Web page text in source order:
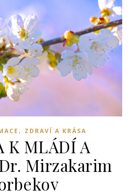
, ZDRAVÍ A KRÁSA
K MLÁDÍ A
Mirzakarim